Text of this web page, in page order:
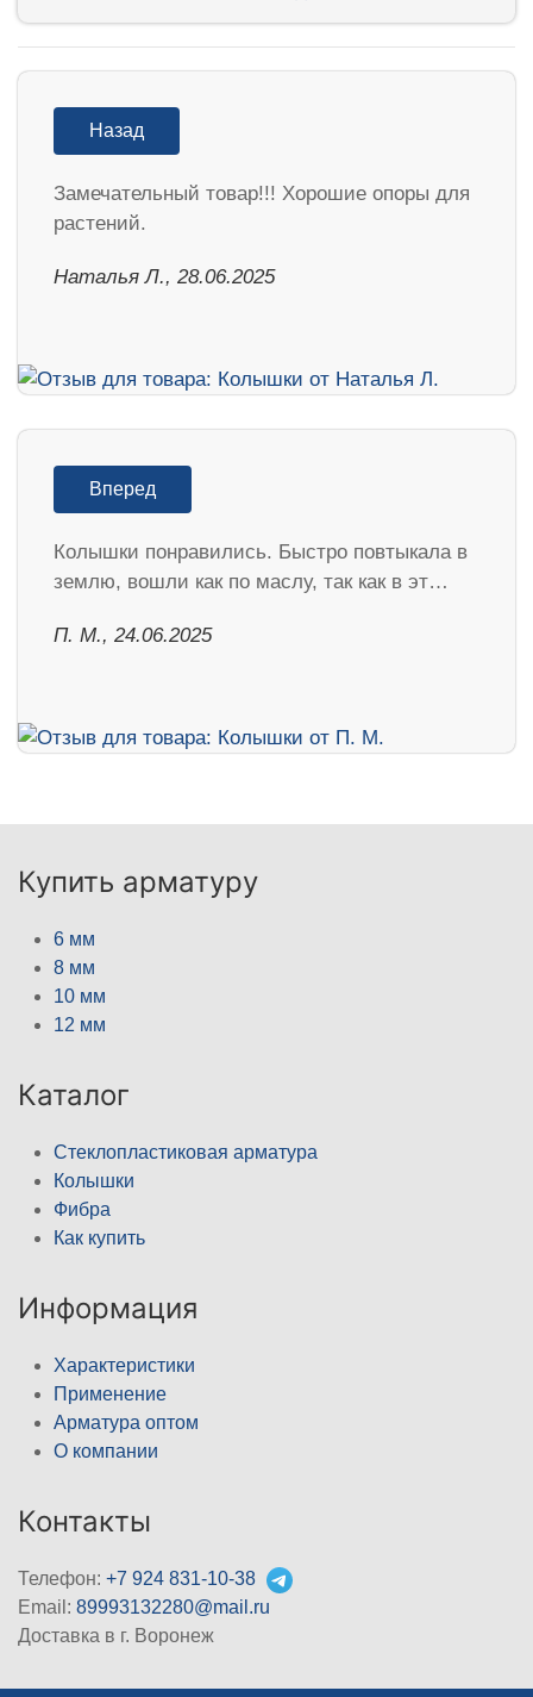
Назад
Замечательный товар!!! Хорошие опоры для
растений.
Наталья Л., 28.06.2025
Вперед
Колышки понравились. Быстро повтыкала в
землю, вошли как по маслу, так как в эт…
П. М., 24.06.2025
Купить арматуру
6 мм
8 мм
10 мм
12 мм
Каталог
Стеклопластиковая арматура
Колышки
Фибра
Как купить
Информация
Характеристики
Применение
Арматура оптом
О компании
Контакты
Телефон: +7 924 831-10-38
Email: 89993132280@mail.ru
Доставка в г. Воронеж